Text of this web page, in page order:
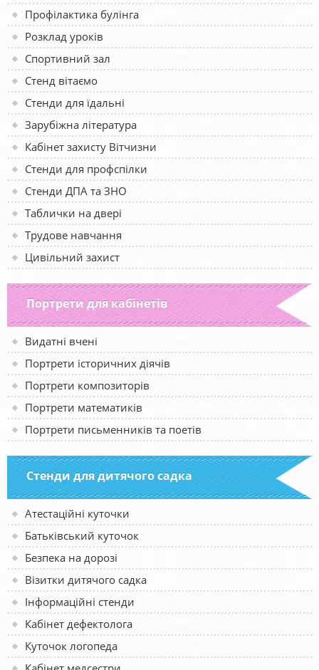
Профілактика булінга
Розклад уроків
Спортивний зал
Стенд вітаємо
Стенди для їдальні
Зарубіжна література
Кабінет захисту Вітчизни
Стенди для профспілки
Стенди ДПА та ЗНО
Таблички на двері
Трудове навчання
Цивільний захист
Портрети для кабінетів
Видатні вчені
Портрети історичних діячів
Портрети композиторів
Портрети математиків
Портрети письменників та поетів
Стенди для дитячого садка
Атестаційні куточки
Батьківський куточок
Безпека на дорозі
Візитки дитячого садка
Інформаційні стенди
Кабінет дефектолога
Куточок логопеда